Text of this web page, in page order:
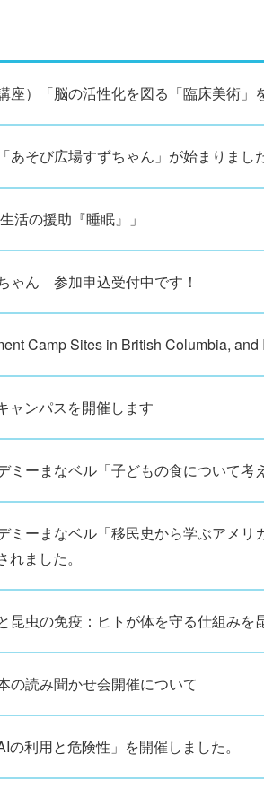
座）「脳の活性化を図る「臨床美術」
あそび広場すずちゃん」が始まりまし
活の援助『睡眠』」
ゃん 参加申込受付中です！
Camp Sites in British Columbia, and
ンパスを開催します
ミーまなベル「子どもの食について考
ミーまなベル「移民史から学ぶアメ
ました。
昆虫の免疫：ヒトが体を守る仕組みを
の読み聞かせ会開催について
の利用と危険性」を開催しました。